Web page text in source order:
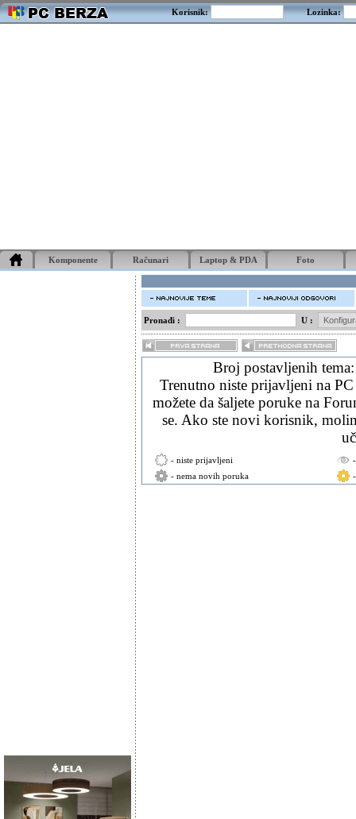
Korisnik: Lozinka:
Komponente Računari Laptop & PDA Foto
Pronađi : U :
Broj postavljenih
Trenutno niste prijavljeni na
možete da šaljete poruke na
se. Ako ste novi korisnik,
- niste prijavljeni
- nema novih poruka